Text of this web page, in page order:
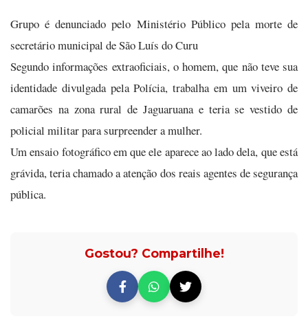
Grupo é denunciado pelo Ministério Público pela morte de
secretário municipal de São Luís do Curu
Segundo informações extraoficiais, o homem, que não teve sua
identidade divulgada pela Polícia, trabalha em um viveiro de
camarões na zona rural de Jaguaruana e teria se vestido de
policial militar para surpreender a mulher.
Um ensaio fotográfico em que ele aparece ao lado dela, que está
grávida, teria chamado a atenção dos reais agentes de segurança
pública.
Gostou? Compartilhe!